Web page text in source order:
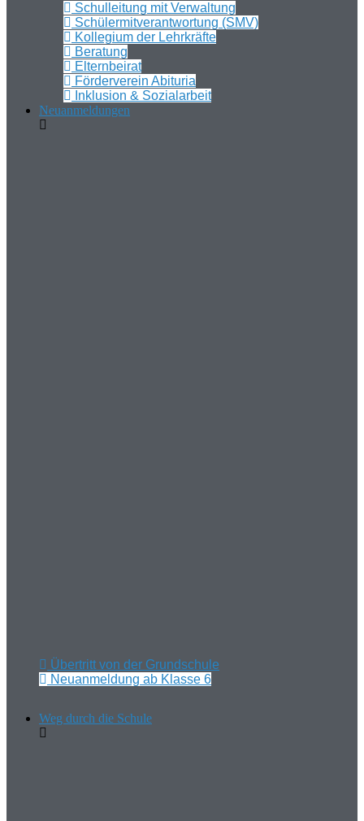
Schulleitung mit Verwaltung
Schülermitverantwortung (SMV)
Kollegium der Lehrkräfte
Beratung
Elternbeirat
Förderverein Abituria
Inklusion & Sozialarbeit
Neuanmeldungen
Übertritt von der Grundschule
Neuanmeldung ab Klasse 6
Weg durch die Schule